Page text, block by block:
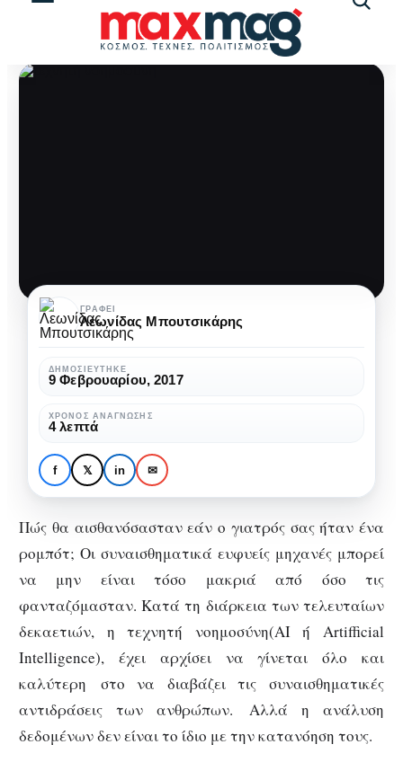
ΤΕΧΝΟΛΟΓΊΑ
H τεχνητή νοημοσύνη
θα καταλάβει ποτέ τα
ανθρώπινα
συναισθήματα;
τεχνητή
νοημοσύνη
καταλάβει
ποτέ
τα
ανθρώπινα
ΓΡΆΦΕΙ
Λεωνίδας Μπουτσικάρης
ΔΗΜΟΣΙΕΎΤΗΚΕ
9 Φεβρουαρίου, 2017
ΧΡΌΝΟΣ ΑΝΆΓΝΩΣΗΣ
4 λεπτά
f 𝕏 in ✉
Πώς θα αισθανόσασταν εάν ο γιατρός σας ήταν ένα
ρομπότ; Οι συναισθηματικά ευφυείς μηχανές μπορεί
να μην είναι τόσο μακριά από όσο τις
φανταζόμασταν. Κατά τη διάρκεια των τελευταίων
δεκαετιών, η τεχνητή νοημοσύνη(ΑΙ ή Artifficial
Intelligence), έχει αρχίσει να γίνεται όλο και
καλύτερη στο να διαβάζει τις συναισθηματικές
αντιδράσεις των ανθρώπων. Αλλά η ανάλυση
δεδομένων δεν είναι το ίδιο με την κατανόηση τους.